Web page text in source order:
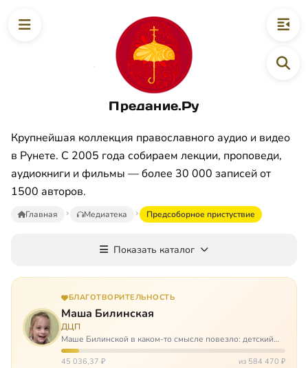
Предание.Ру
Крупнейшая коллекция православного аудио и видео
в Рунете. С 2005 года собираем лекции, проповеди,
аудиокниги и фильмы — более 30 000 записей от
1500 авторов.
Главная Медиатека Предсоборное пристуствие
Показать каталог
БЛАГОТВОРИТЕЛЬНОСТЬ
Маша Билинская
ДЦП
Маше Билинской в каком-то смысле повезло: детский
церебральный паралич зацепил её не очень сильно. Но
всё-таки есть диагноз и есть немалые проблемы – Маша
45 036,37 ₽ из 584 470 ₽